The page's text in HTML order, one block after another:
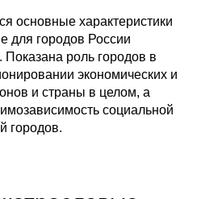
основные характеристики
для городов России
Показана роль городов в
экономических и
и страны в целом, а
социальной
городов.